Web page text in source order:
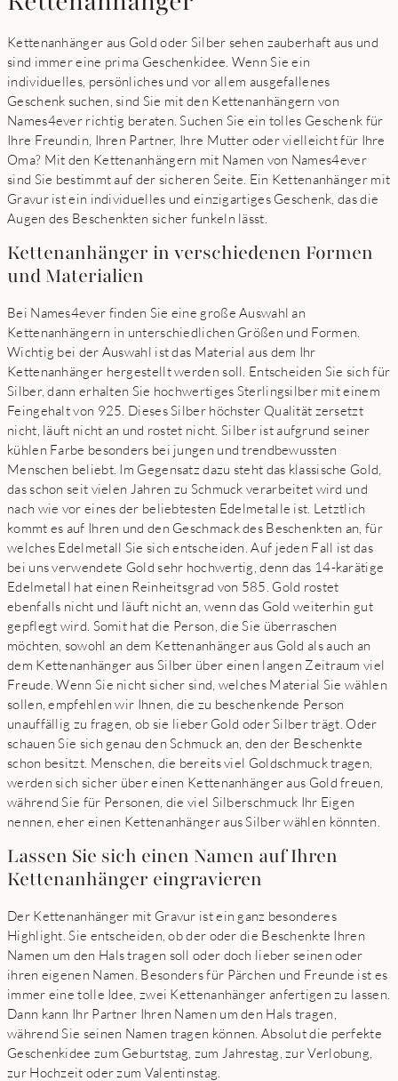
Kettenanhänger aus Gold oder Silber sehen zauberhaft aus und
sind immer eine prima Geschenkidee. Wenn Sie ein
individuelles, persönliches und vor allem ausgefallenes
Geschenk suchen, sind Sie mit den Kettenanhängern von
Names4ever richtig beraten. Suchen Sie ein tolles Geschenk für
Ihre Freundin, Ihren Partner, Ihre Mutter oder vielleicht für Ihre
Oma? Mit den Kettenanhängern mit Namen von Names4ever
sind Sie bestimmt auf der sicheren Seite. Ein Kettenanhänger mit
Gravur ist ein individuelles und einzigartiges Geschenk, das die
Augen des Beschenkten sicher funkeln lässt.
Kettenanhänger in verschiedenen Formen
und Materialien
Bei Names4ever finden Sie eine große Auswahl an
Kettenanhängern in unterschiedlichen Größen und Formen.
Wichtig bei der Auswahl ist das Material aus dem Ihr
Kettenanhänger hergestellt werden soll. Entscheiden Sie sich für
Silber, dann erhalten Sie hochwertiges Sterlingsilber mit einem
Feingehalt von 925. Dieses Silber höchster Qualität zersetzt
nicht, läuft nicht an und rostet nicht. Silber ist aufgrund seiner
kühlen Farbe besonders bei jungen und trendbewussten
Menschen beliebt. Im Gegensatz dazu steht das klassische Gold,
das schon seit vielen Jahren zu Schmuck verarbeitet wird und
nach wie vor eines der beliebtesten Edelmetalle ist. Letztlich
kommt es auf Ihren und den Geschmack des Beschenkten an, für
welches Edelmetall Sie sich entscheiden. Auf jeden Fall ist das
bei uns verwendete Gold sehr hochwertig, denn das 14-karätige
Edelmetall hat einen Reinheitsgrad von 585. Gold rostet
ebenfalls nicht und läuft nicht an, wenn das Gold weiterhin gut
gepflegt wird. Somit hat die Person, die Sie überraschen
möchten, sowohl an dem Kettenanhänger aus Gold als auch an
dem Kettenanhänger aus Silber über einen langen Zeitraum viel
Freude. Wenn Sie nicht sicher sind, welches Material Sie wählen
sollen, empfehlen wir Ihnen, die zu beschenkende Person
unauffällig zu fragen, ob sie lieber Gold oder Silber trägt. Oder
schauen Sie sich genau den Schmuck an, den der Beschenkte
schon besitzt. Menschen, die bereits viel Goldschmuck tragen,
werden sich sicher über einen Kettenanhänger aus Gold freuen,
während Sie für Personen, die viel Silberschmuck Ihr Eigen
nennen, eher einen Kettenanhänger aus Silber wählen könnten.
Lassen Sie sich einen Namen auf Ihren
Kettenanhänger eingravieren
Der Kettenanhänger mit Gravur ist ein ganz besonderes
Highlight. Sie entscheiden, ob der oder die Beschenkte Ihren
Namen um den Hals tragen soll oder doch lieber seinen oder
ihren eigenen Namen. Besonders für Pärchen und Freunde ist es
immer eine tolle Idee, zwei Kettenanhänger anfertigen zu lassen.
Dann kann Ihr Partner Ihren Namen um den Hals tragen,
während Sie seinen Namen tragen können. Absolut die perfekte
Geschenkidee zum Geburtstag, zum Jahrestag, zur Verlobung,
zur Hochzeit oder zum Valentinstag.